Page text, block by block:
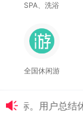
SPA、洗浴
全国休闲游
户总结休闲